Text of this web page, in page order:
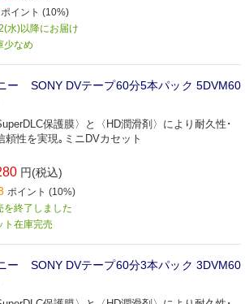
ポイント (10%)
水)以降にお届け
少なめ
ー SONY DVテープ60分5本パック 5DVM60
保護膜〉と〈HD潤滑剤〉により耐久性･
頼性を実現｡ミニDVカセット
円(税込)
ポイント (10%)
を終了しました
ト在庫完売
ー SONY DVテープ60分3本パック 3DVM60